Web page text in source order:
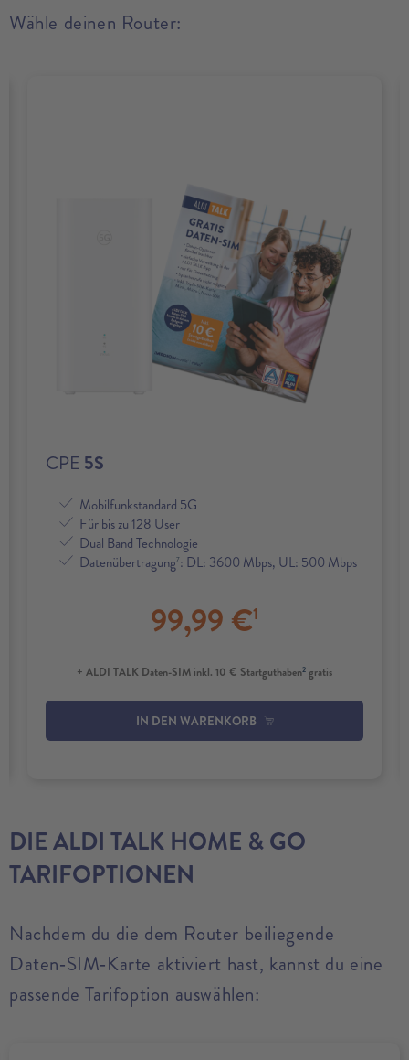
Wähle deinen Router:
CPE 5S
Mobilfunkstandard 5G
Für bis zu 128 User
Dual Band Technologie
Datenübertragung7: DL: 3600 Mbps, UL: 500 Mbps
99,99 €1
+ ALDI TALK Daten-SIM inkl. 10 € Startguthaben2 gratis
IN DEN WARENKORB
DIE ALDI TALK HOME & GO
TARIFOPTIONEN
Nachdem du die dem Router beiliegende
Daten‑SIM‑Karte aktiviert hast, kannst du eine
passende Tarifoption auswählen: